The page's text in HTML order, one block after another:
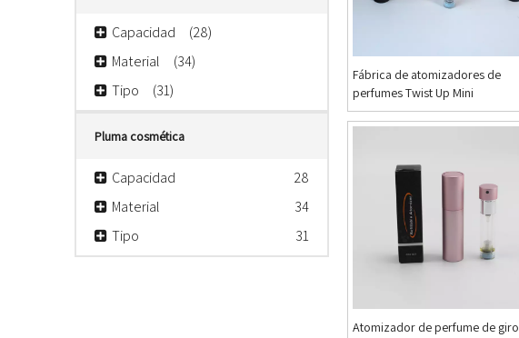
Capacidad
(28)
Material
(34)
Tipo
(31)
Pluma cosmética
Capacidad
28
Material
34
Tipo
31
Fábrica de atomizadores de
perfumes Twist Up Mini
Atomizador de perfume de giro